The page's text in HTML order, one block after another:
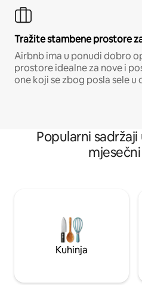
Tražite stambene prostore
Airbnb ima u ponudi dobro
prostore idealne za nove i
one koji se zbog posla sele u
Popularni
Kuhinja